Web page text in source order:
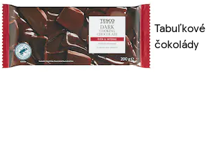
Tabuľkové
čokolády